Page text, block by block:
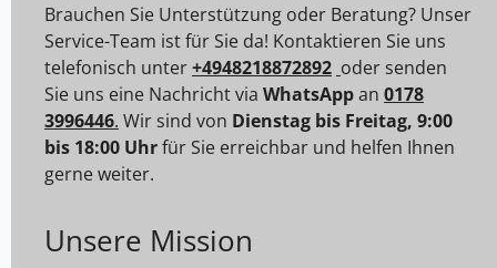
Brauchen Sie Unterstützung oder Beratung? Unser
Service-Team ist für Sie da! Kontaktieren Sie uns
telefonisch unter+4948218872892 oder senden
Sie uns eine Nachricht via WhatsAppan 0178
3996446. Wir sind von Dienstag bis Freitag, 9:00
bis 18:00 Uhrfür Sie erreichbar und helfen Ihnen
gerne weiter.
Unsere Mission